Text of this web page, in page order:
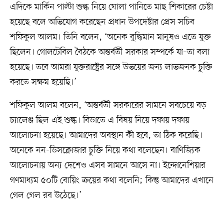
এদিকে মার্কিন পাল্টা শুল্ক নিয়ে ঘোলা পানিতে মাছ শিকারের চেষ্টা
হয়েছে বলে অভিযোগ করেছেন প্রধান উপদেষ্টার প্রেস সচিব
শফিকুল আলম। তিনি বলেন, ‘অনেক বুদ্ধিমান মানুষও এতে যুক্ত
ছিলেন। গোলটেবিল বৈঠকে অন্তর্বর্তী সরকার সম্পর্কে যা–তা বলা
হয়েছে। তবে আমরা যুক্তরাষ্ট্রের সঙ্গে উভয়ের জন্য লাভজনক চুক্তি
করতে সক্ষম হয়েছি।’
শফিকুল আলম বলেন, ‘অন্তর্বর্তী সরকারের সামনে সবচেয়ে বড়
চ্যালেঞ্জ ছিল এই শুল্ক। বিডাতে এ বিষয় নিয়ে দফায় দফায়
আলোচনা হয়েছে। আমাদের অবস্থান কী হবে, তা ঠিক করেছি।
অনেকে নন-ডিসক্লোজার চুক্তি নিয়ে কথা বলেছেন। বাণিজ্যিক
আলোচনায় অন্য দেশেও এসব সামনে আসে না। ইন্দোনেশিয়ার
গণমাধ্যম ৫০টি বোয়িং ক্রয়ের কথা বলেনি; কিন্তু আমাদের এখানে
গেল গেল রব উঠেছে।’